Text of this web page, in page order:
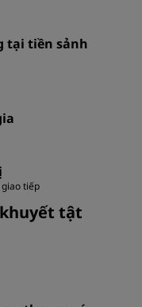
tại tiền sảnh
tiếp
tật